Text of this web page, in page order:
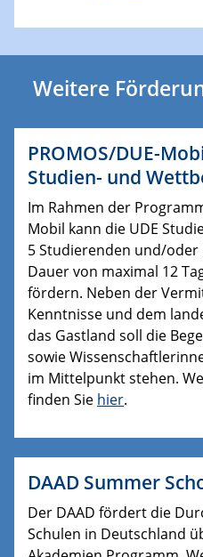
Weitere
PROMOS/DUE-
Studien- und
Im Rahmen der
Mobil kann die UDE
5 Studierenden und/
Dauer von maximal 12
fördern. Neben der
Kenntnisse und dem
das Gastland soll die
sowie
im Mittelpunkt stehen.
finden Sie hier.
DAAD Summer
Der DAAD fördert die
Schulen in Deutschland